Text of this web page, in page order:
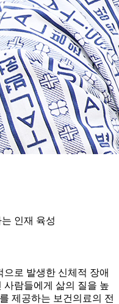
인재 육성
로 발생한 신체적 장애
사람들에게 삶의 질을 높
제공하는 보건의료의 전